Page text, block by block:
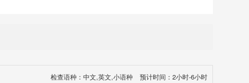
检查语种：中文,英文,小语种 预计时间：2小时-6小时